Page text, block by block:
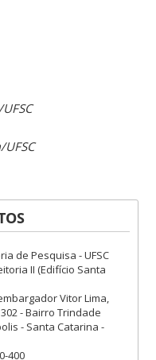
de Pesquisa - UFSC
II (Edifício Santa
Vitor Lima,
- Bairro Trindade
- Santa Catarina -
400